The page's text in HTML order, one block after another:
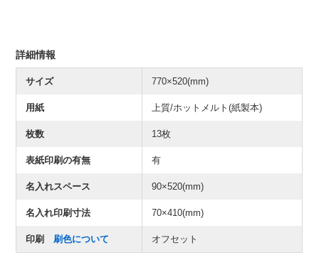
詳細情報
サイズ 770×520(mm)
用紙 上質/ホットメルト(紙製本)
枚数 13枚
表紙印刷の有無 有
名入れスペース 90×520(mm)
名入れ印刷寸法 70×410(mm)
印刷刷色について オフセット